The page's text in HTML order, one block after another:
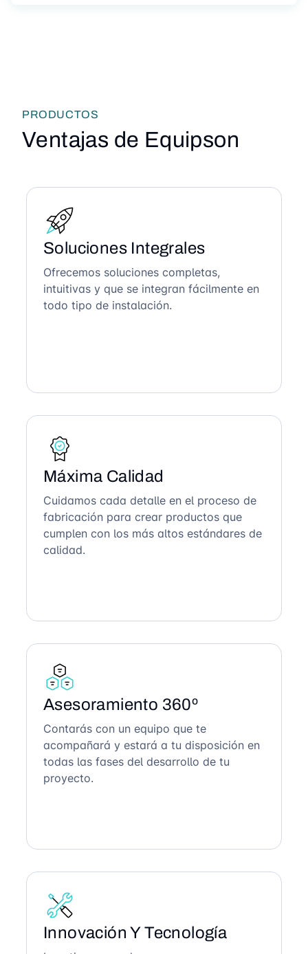
PRODUCTOS
Ventajas de Equipson
Soluciones Integrales
Ofrecemos soluciones completas,
intuitivas y que se integran fácilmente en
todo tipo de instalación.
Máxima Calidad
Cuidamos cada detalle en el proceso de
fabricación para crear productos que
cumplen con los más altos estándares de
calidad.
Asesoramiento 360º
Contarás con un equipo que te
acompañará y estará a tu disposición en
todas las fases del desarrollo de tu
proyecto.
Innovación Y Tecnología